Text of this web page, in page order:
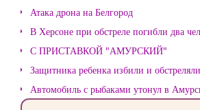
Атака дрона на Белгород
В Херсоне при обстреле погибли два
С ПРИСТАВКОЙ "АМУРСКИЙ"
Защитника ребенка избили и
Автомобиль с рыбаками утонул в